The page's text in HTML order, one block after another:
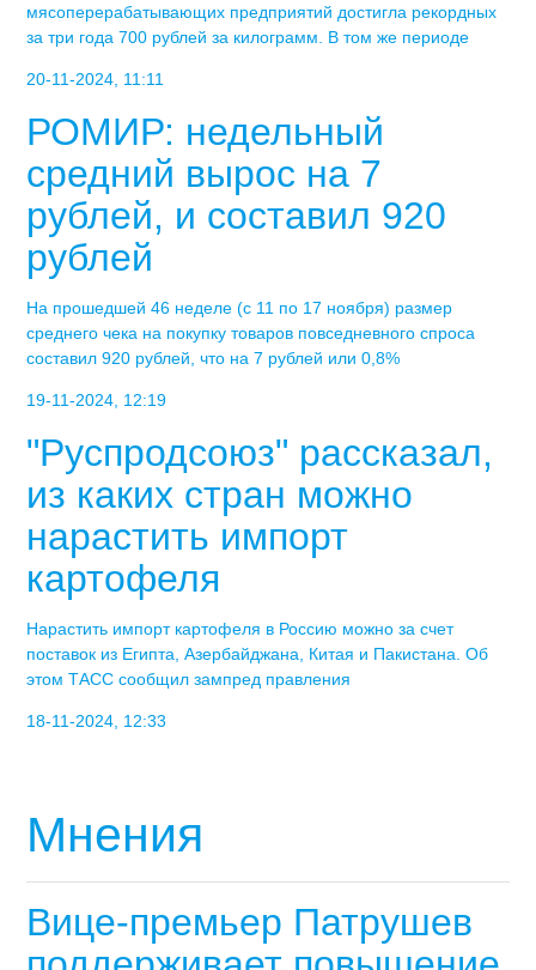
мясоперерабатывающих предприятий достигла рекордных
за три года 700 рублей за килограмм. В том же периоде
20-11-2024, 11:11
РОМИР: недельный
средний вырос на 7
рублей, и составил 920
рублей
На прошедшей 46 неделе (с 11 по 17 ноября) размер
среднего чека на покупку товаров повседневного спроса
составил 920 рублей, что на 7 рублей или 0,8%
19-11-2024, 12:19
"Руспродсоюз" рассказал,
из каких стран можно
нарастить импорт
картофеля
Нарастить импорт картофеля в Россию можно за счет
поставок из Египта, Азербайджана, Китая и Пакистана. Об
этом ТАСС сообщил зампред правления
18-11-2024, 12:33
Мнения
Вице-премьер Патрушев